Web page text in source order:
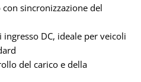
sincronizzazione del
DC, ideale per veicoli
del carico e della